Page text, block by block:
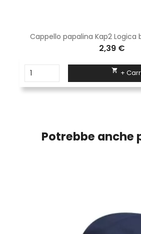
Cappello papalina Kap2 Logica
2,39 €
 +
Potrebbe anche